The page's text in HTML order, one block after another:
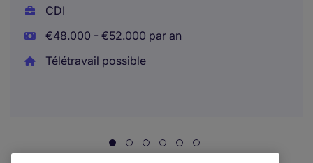
CDI
€48.000 - €52.000 par an
Télétravail possible